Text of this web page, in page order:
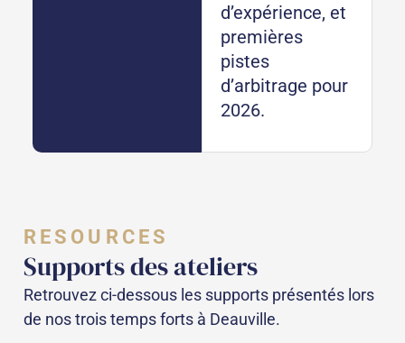
d’expérience, et
premières
pistes
d’arbitrage pour
2026.
RESOURCES
Supports des ateliers
Retrouvez ci-dessous les supports présentés lors
de nos trois temps forts à Deauville.